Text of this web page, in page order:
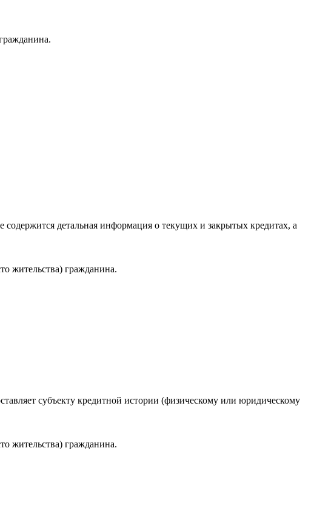
детальная информация о текущих и закрытых кредитах, а
жительства) гражданина.
субъекту кредитной истории (физическому или юридическому
жительства) гражданина.